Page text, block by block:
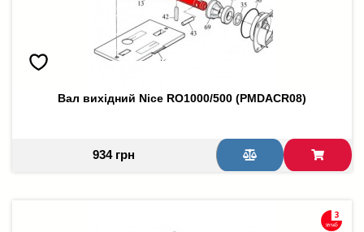
Вал вихідний Nice RO1000/500 (PMDACR08)
934 грн